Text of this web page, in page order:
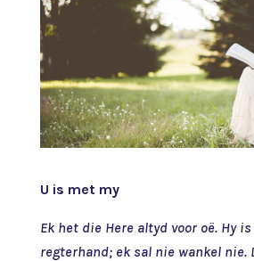
U is met my
Ek het die Here altyd voor oë. Hy
regterhand; ek sal nie wankel nie.